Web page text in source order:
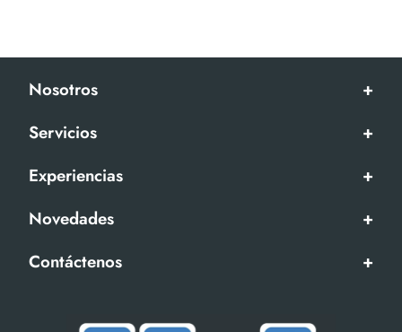
Nosotros
+
Servicios
+
Experiencias
+
Novedades
+
Contáctenos
+